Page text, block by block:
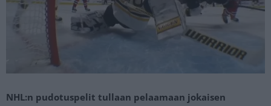
NHL:n pudotuspelit tullaan pelaamaan jokaisen